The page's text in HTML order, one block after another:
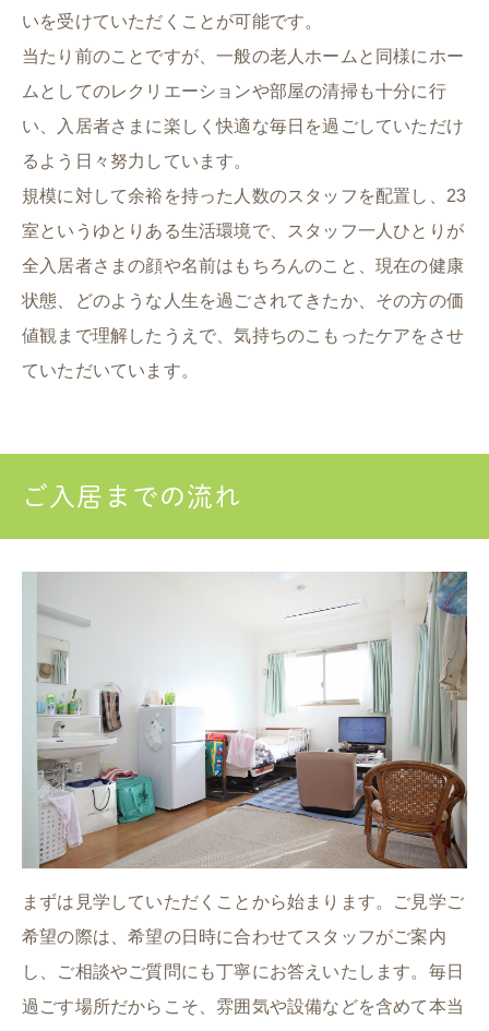
いを受けていただくことが可能です。
当たり前のことですが、一般の老人ホームと同様にホー
ムとしてのレクリエーションや部屋の清掃も十分に行
い、入居者さまに楽しく快適な毎日を過ごしていただけ
るよう日々努力しています。
規模に対して余裕を持った人数のスタッフを配置し、23
室というゆとりある生活環境で、スタッフ一人ひとりが
全入居者さまの顔や名前はもちろんのこと、現在の健康
状態、どのような人生を過ごされてきたか、その方の価
値観まで理解したうえで、気持ちのこもったケアをさせ
ていただいています。
ご入居までの流れ
まずは見学していただくことから始まります。ご見学ご
希望の際は、希望の日時に合わせてスタッフがご案内
し、ご相談やご質問にも丁寧にお答えいたします。毎日
過ごす場所だからこそ、雰囲気や設備などを含めて本当